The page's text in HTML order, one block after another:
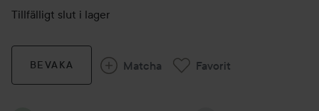
Tillfälligt slut i lager
BEVAKA Matcha Favorit